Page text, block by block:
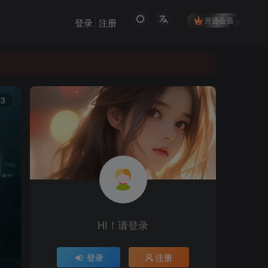
开通会员
登录 注册
HI！请登录
登录 注册